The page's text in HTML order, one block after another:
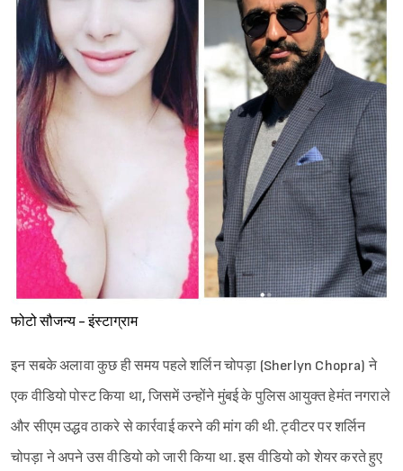
फोटो सौजन्य - इंस्टाग्राम
इन सबके अलावा कुछ ही समय पहले शर्लिन चोपड़ा (Sherlyn Chopra) ने
एक वीडियो पोस्ट किया था, जिसमें उन्होंने मुंबई के पुलिस आयुक्त हेमंत नगराले
और सीएम उद्धव ठाकरे से कार्रवाई करने की मांग की थी. ट्वीटर पर शर्लिन
चोपड़ा ने अपने उस वीडियो को जारी किया था. इस वीडियो को शेयर करते हुए